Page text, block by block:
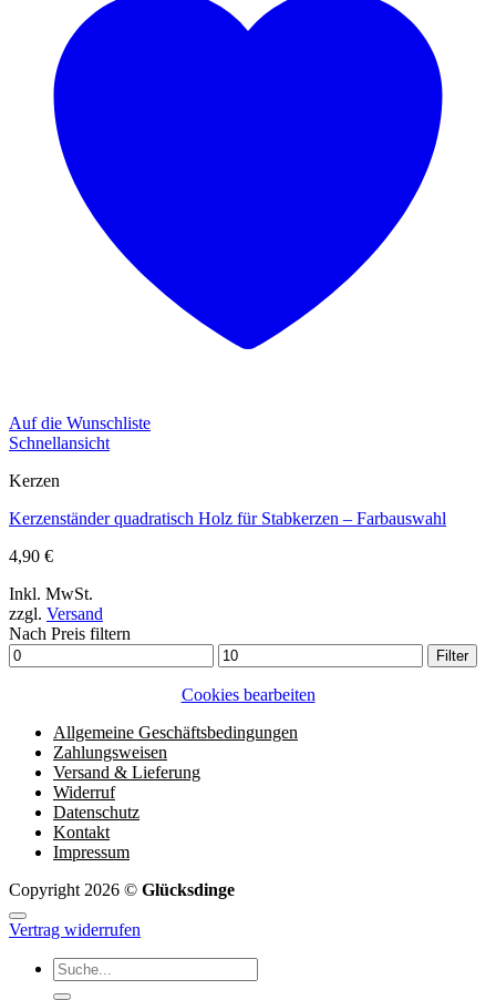
Auf die Wunschliste
Schnellansicht
Kerzen
Kerzenständer quadratisch Holz für Stabkerzen – Farbauswahl
4,90 €
Inkl. MwSt.
zzgl. Versand
Nach Preis filtern
Min.
Preis
Max.
Preis
Filter
Cookies bearbeiten
Allgemeine Geschäftsbedingungen
Zahlungsweisen
Versand & Lieferung
Widerruf
Datenschutz
Kontakt
Impressum
Copyright 2026 © Glücksdinge
Vertrag widerrufen
Suchen
nach: